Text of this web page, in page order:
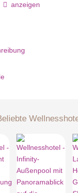
anzeigen